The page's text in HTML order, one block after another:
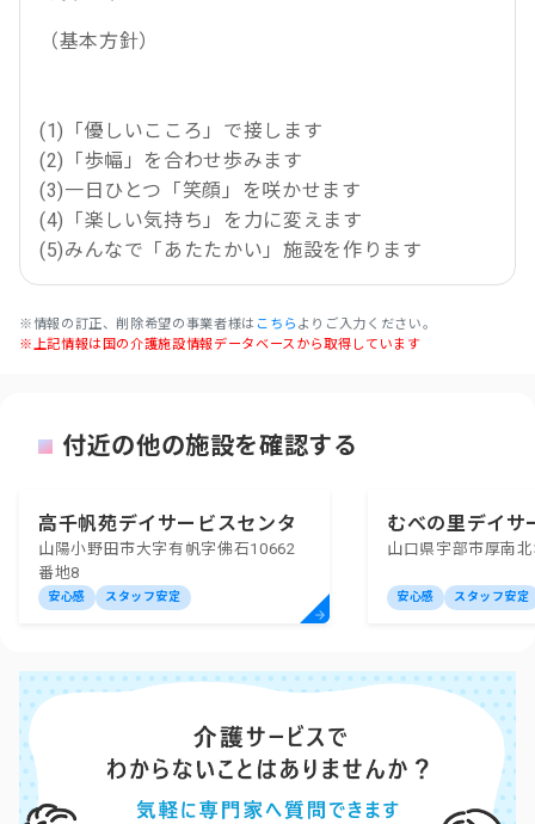
（基本方針）
(1)「優しいこころ」で接します
(2)「歩幅」を合わせ歩みます
(3)一日ひとつ「笑顔」を咲かせます
(4)「楽しい気持ち」を力に変えます
(5)みんなで「あたたかい」施設を作ります
※情報の訂正、削除希望の事業者様は こちら よりご入力ください。
※上記情報は国の介護施設情報データベースから取得しています
付近の他の施設を確認する
高千帆苑デイサービスセンタ
ー
山陽小野田市大字有帆字佛石10662
番地8
安心感 スタッフ安定
むべの里デイサ
ー
山口県宇部市厚南
安心感 スタッフ安定